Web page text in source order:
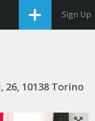
Sign Up
26, 10138 Torino